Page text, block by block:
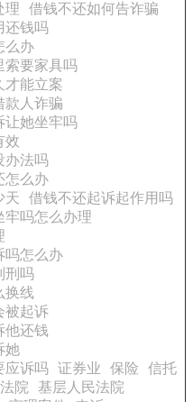
理
借钱不还如何告诈骗
还钱吗
么办
索要家具吗
才能立案
款人诈骗
让她坐牢吗
效
办法吗
怎么办
天
借钱不还起诉起作用吗
牢吗怎么办理
吗怎么办
刑吗
换线
被起诉
他还钱
她
应诉吗 证券业 保险
信托
院
基层人民法院